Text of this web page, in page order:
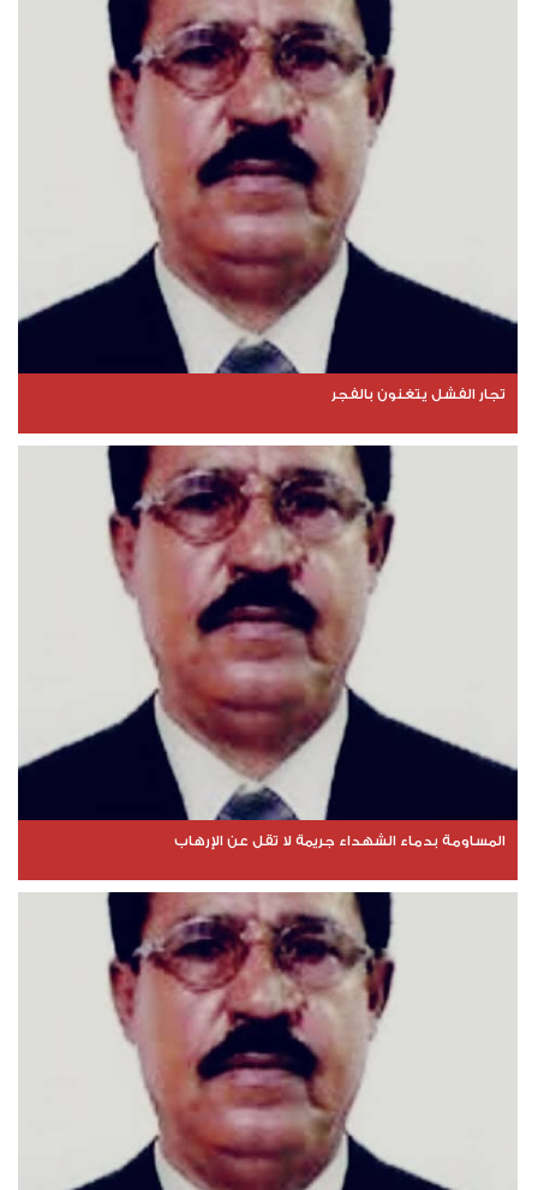
تجار الفشل يتغنون بالفجر
المساومة بدماء الشهداء جريمة لا تقل عن الإرهاب